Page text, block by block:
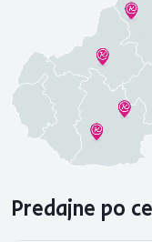
Predajne po